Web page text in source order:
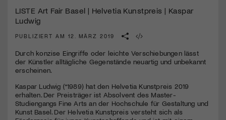
seconds
minutes,
seconds
LISTE Art Fair Basel | Helvetia Kunstpreis | Kaspar
Ludwig
PUBLIZIERT AM 12. MÄRZ 2019
Durch konzise Eingriffe oder leichte Verschiebungen lässt
der Künstler alltägliche Gegenstände neuartig und unbekannt
erscheinen.
Kaspar Ludwig (*1989) hat den Helvetia Kunstpreis 2019
erhalten. Der Preisträger ist Absolvent des Master-
Studiengangs Fine Arts an der Hochschule für Gestaltung und
Kunst Basel. Der Helvetia Kunstpreis versteht sich als
Mach mit: «Be Part of the Art»!
Engagiere dich als Kulturliebhaber:in, Kulturschaffende(r) oder
Kulturinstitution und unterstütze unsere Arbeit.
diversen Kulturevents.
Jetzt Mitglied werden